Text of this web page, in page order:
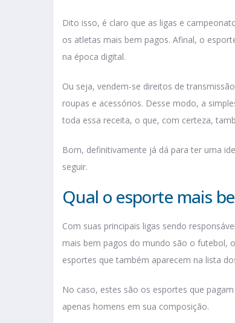
Dito isso, é claro que as ligas e
os atletas mais bem pagos. Afinal, o
na época digital.
Ou seja, vendem-se direitos de
roupas e acessórios. Desse modo, a
toda essa receita, o que, com certeza,
Bom, definitivamente já dá para ter uma
seguir.
Qual o esporte mais
Com suas principais ligas sendo
mais bem pagos do mundo são o futebol,
esportes que também aparecem na lista
No caso, estes são os esportes que
apenas homens em sua composição.